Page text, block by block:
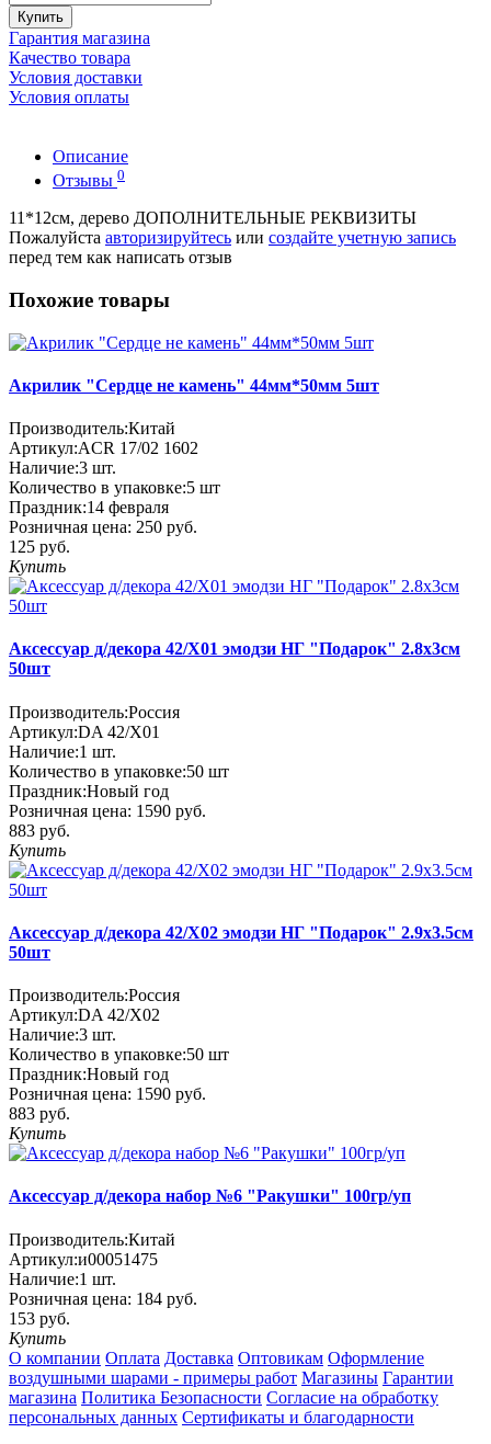
Купить
Гарантия магазина
Качество товара
Условия доставки
Условия оплаты
Описание
Отзывы 0
11*12см, дерево ДОПОЛНИТЕЛЬНЫЕ РЕКВИЗИТЫ
Пожалуйста авторизируйтесь или создайте учетную запись
перед тем как написать отзыв
Похожие товары
Акрилик "Сердце не камень" 44мм*50мм 5шт
Производитель:Китай
Артикул:ACR 17/02 1602
Наличие:3 шт.
Количество в упаковке:5 шт
Праздник:14 февраля
Розничная цена: 250 руб.
125 руб.
Купить
Аксессуар д/декора 42/X01 эмодзи НГ "Подарок" 2.8х3см
50шт
Производитель:Россия
Артикул:DA 42/X01
Наличие:1 шт.
Количество в упаковке:50 шт
Праздник:Новый год
Розничная цена: 1590 руб.
883 руб.
Купить
Аксессуар д/декора 42/X02 эмодзи НГ "Подарок" 2.9х3.5см
50шт
Производитель:Россия
Артикул:DA 42/X02
Наличие:3 шт.
Количество в упаковке:50 шт
Праздник:Новый год
Розничная цена: 1590 руб.
883 руб.
Купить
Аксессуар д/декора набор №6 "Ракушки" 100гр/уп
Производитель:Китай
Артикул:и00051475
Наличие:1 шт.
Розничная цена: 184 руб.
153 руб.
Купить
О компании Оплата Доставка Оптовикам Оформление
воздушными шарами - примеры работ Магазины Гарантии
магазина Политика Безопасности Согласие на обработку
персональных данных Сертификаты и благодарности